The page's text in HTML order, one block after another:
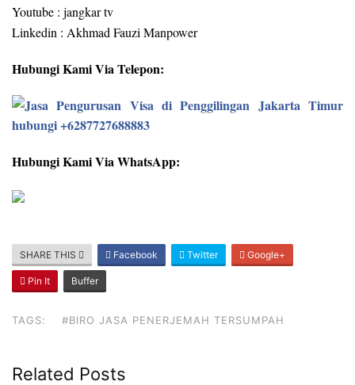
Youtube : jangkar tv
Linkedin : Akhmad Fauzi Manpower
Hubungi Kami Via Telepon:
Hubungi Kami Via WhatsApp:
SHARE THIS Facebook Twitter Google+
Pin It Buffer
TAGS: #BIRO JASA PENERJEMAH TERSUMPAH
Related Posts